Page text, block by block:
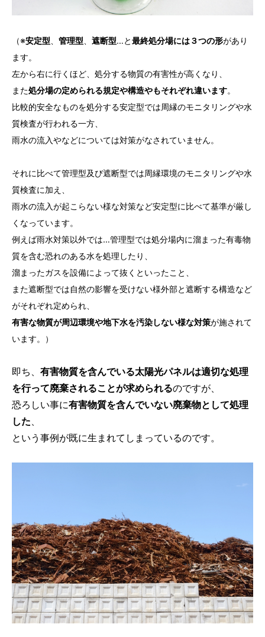
（※安定型 管理型 遮断型…と最終処分場には３つの形があり
ます。
左から右に行くほど、処分する物質の有害性が高くなり、
また処分場の定められる規定や構造やもそれぞれ違います。
比較的安全なものを処分する安定型では周縁のモニタリングや水
質検査が行われる一方、
雨水の流入やなどについては対策がなされていません。
それに比べて管理型及び遮断型では周縁環境のモニタリングや水
質検査に加え、
雨水の流入が起こらない様な対策など安定型に比べて基準が厳し
くなっています。
例えば雨水対策以外では…管理型では処分場内に溜まった有毒物
質を含む恐れのある水を処理したり、
溜まったガスを設備によって抜くといったこと、
また遮断型では自然の影響を受けない様外部と遮断する構造など
がそれぞれ定められ、
有害な物質が周辺環境や地下水を汚染しない様な対策が施されて
います。）
即ち、 有害物質を含んでいる太陽光パネルは適切な処理
を行って廃棄されることが求められるのですが、
恐ろしい事に有害物質を含んでいない廃棄物として処理
した、
という事例が既に生まれてしまっているのです。